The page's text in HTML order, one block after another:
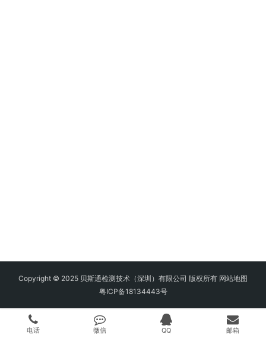
Copyright © 2025 贝斯通检测技术（深圳）有限公司 版权所有 网站地图
粤ICP备18134443号
电话 微信 QQ 邮箱